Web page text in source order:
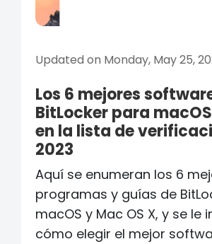
Updated on Monday, May 25,
Los 6 mejores
BitLocker para
en la lista de
2023
Aquí se enumeran los 6
programas y guías de
macOS y Mac OS X, y se le
cómo elegir el mejor